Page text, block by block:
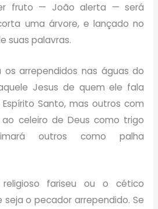
fruto — João alerta — será
uma árvore, e lançado no
suas palavras.
os arrependidos nas águas do
Jesus de quem ele fala
Santo, mas outros com
celeiro de Deus como trigo
outros como palha
fariseu ou o cético
seja o pecador arrependido. Se